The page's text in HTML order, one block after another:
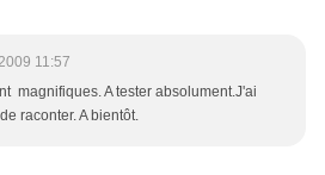
11:57
magnifiques. A tester absolument.J'ai
raconter. A bientôt.